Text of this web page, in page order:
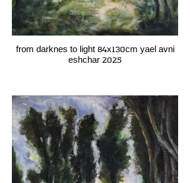
from darknes to light 84x130cm yael avni
eshchar 2025